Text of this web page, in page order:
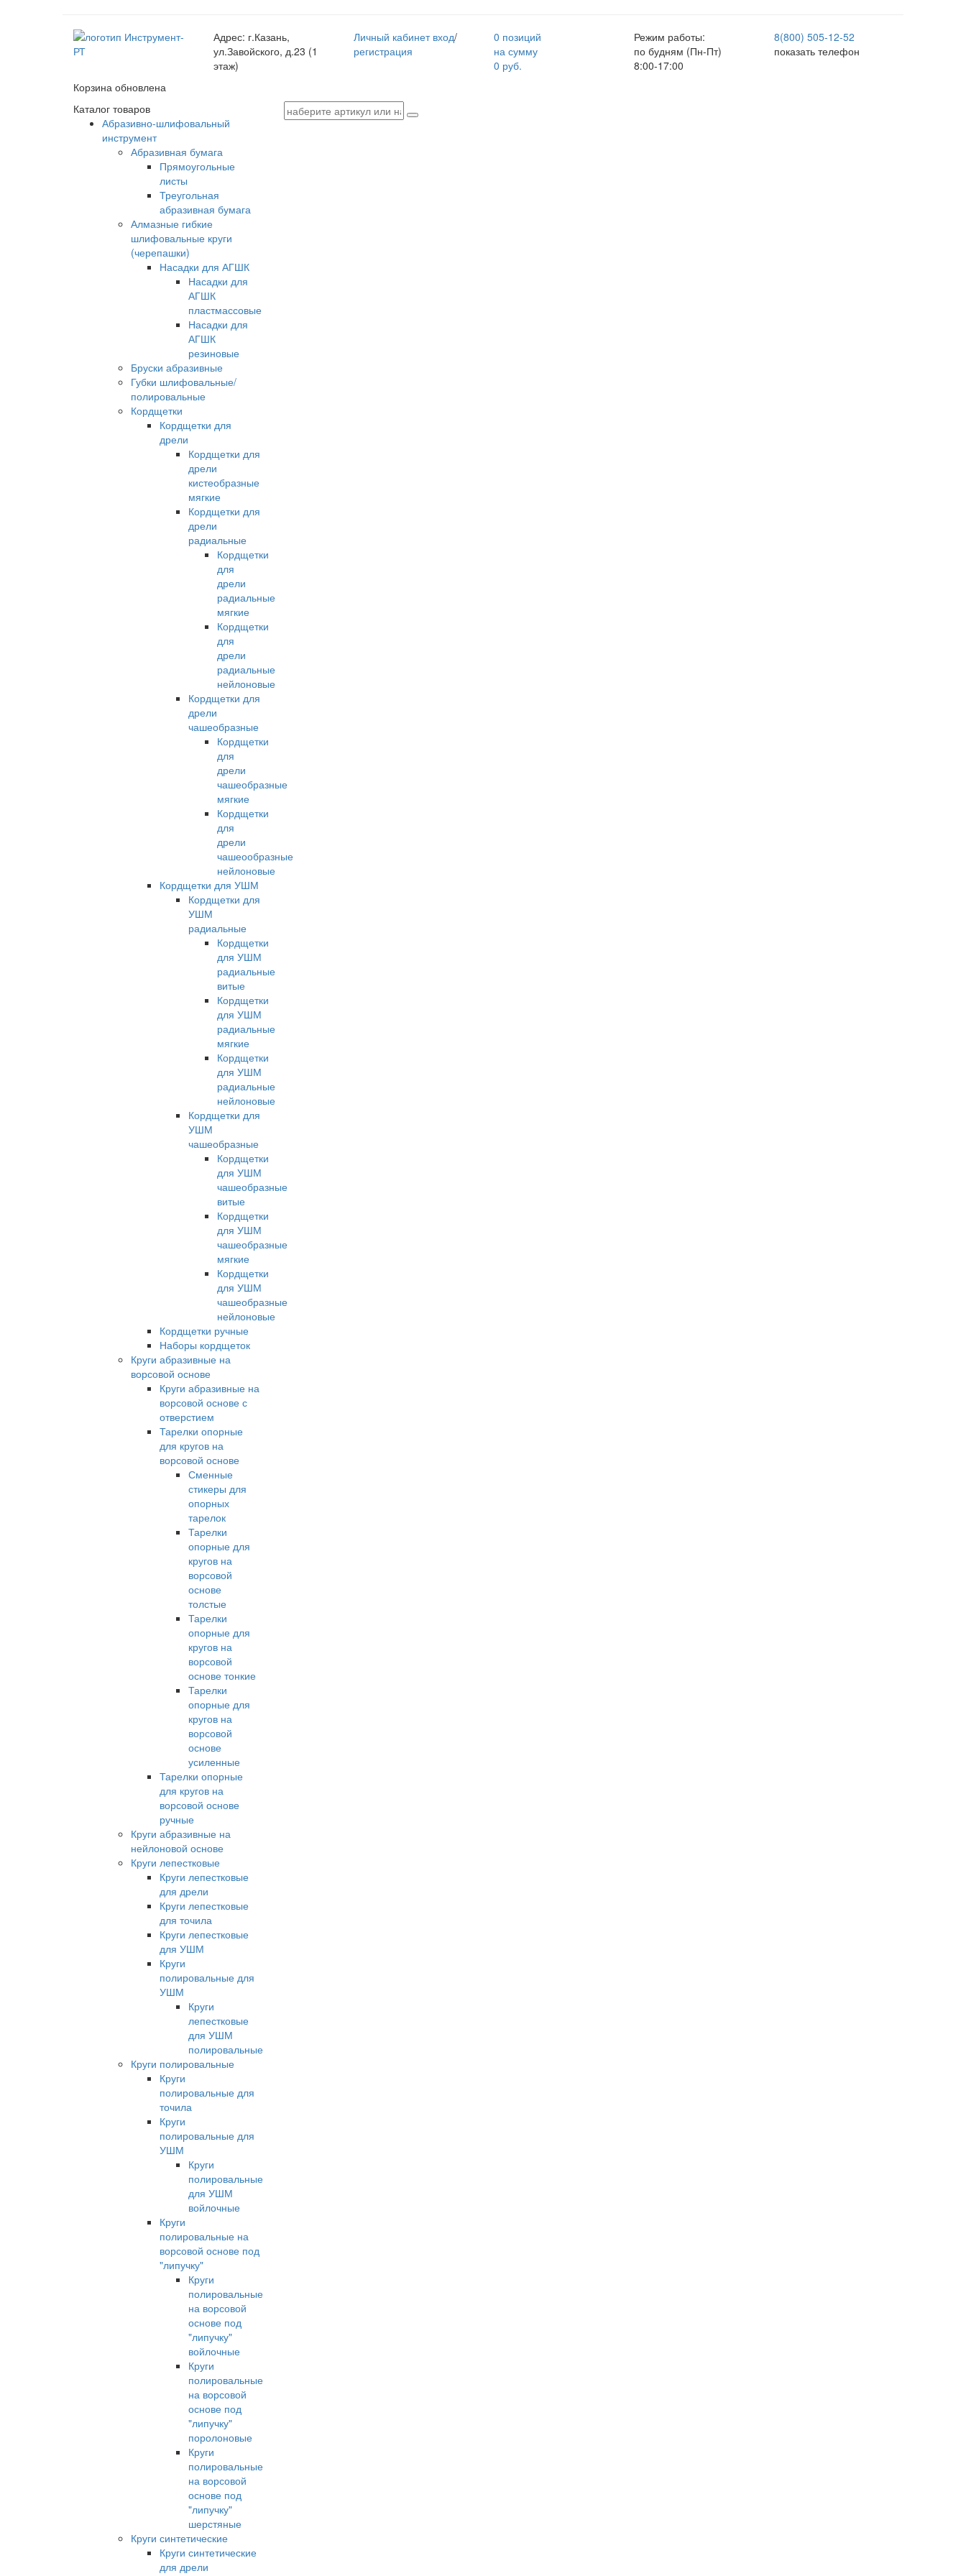
Адрес: г.Казань,
ул.Завойского, д.23 (1
этаж)
Личный кабинет вход/
регистрация
0 позиций
на сумму
0 руб.
Режим работы:
по будням (Пн-Пт)
8:00-17:00
8(800) 505-12-52
показать телефон
Корзина обновлена
Каталог товаров
Абразивно-шлифовальный
инструмент
Абразивная бумага
Прямоугольные
листы
Треугольная
абразивная бумага
Алмазные гибкие
шлифовальные круги
(черепашки)
Насадки для АГШК
Насадки для
АГШК
пластмассовые
Насадки для
АГШК
резиновые
Бруски абразивные
Губки шлифовальные/
полировальные
Кордщетки
Кордщетки для
дрели
Кордщетки для
дрели
кистеобразные
мягкие
Кордщетки для
дрели
радиальные
Кордщетки
для
дрели
радиальные
мягкие
Кордщетки
для
дрели
радиальные
нейлоновые
Кордщетки для
дрели
чашеобразные
Кордщетки
для
дрели
чашеобразные
мягкие
Кордщетки
для
дрели
чашеообразные
нейлоновые
Кордщетки для УШМ
Кордщетки для
УШМ
радиальные
Кордщетки
для УШМ
радиальные
витые
Кордщетки
для УШМ
радиальные
мягкие
Кордщетки
для УШМ
радиальные
нейлоновые
Кордщетки для
УШМ
чашеобразные
Кордщетки
для УШМ
чашеобразные
витые
Кордщетки
для УШМ
чашеобразные
мягкие
Кордщетки
для УШМ
чашеобразные
нейлоновые
Кордщетки ручные
Наборы кордщеток
Круги абразивные на
ворсовой основе
Круги абразивные на
ворсовой основе с
отверстием
Тарелки опорные
для кругов на
ворсовой основе
Сменные
стикеры для
опорных
тарелок
Тарелки
опорные для
кругов на
ворсовой
основе
толстые
Тарелки
опорные для
кругов на
ворсовой
основе тонкие
Тарелки
опорные для
кругов на
ворсовой
основе
усиленные
Тарелки опорные
для кругов на
ворсовой основе
ручные
Круги абразивные на
нейлоновой основе
Круги лепестковые
Круги лепестковые
для дрели
Круги лепестковые
для точила
Круги лепестковые
для УШМ
Круги
полировальные для
УШМ
Круги
лепестковые
для УШМ
полировальные
Круги полировальные
Круги
полировальные для
точила
Круги
полировальные для
УШМ
Круги
полировальные
для УШМ
войлочные
Круги
полировальные на
ворсовой основе под
"липучку"
Круги
полировальные
на ворсовой
основе под
"липучку"
войлочные
Круги
полировальные
на ворсовой
основе под
"липучку"
поролоновые
Круги
полировальные
на ворсовой
основе под
"липучку"
шерстяные
Круги синтетические
Круги синтетические
для дрели